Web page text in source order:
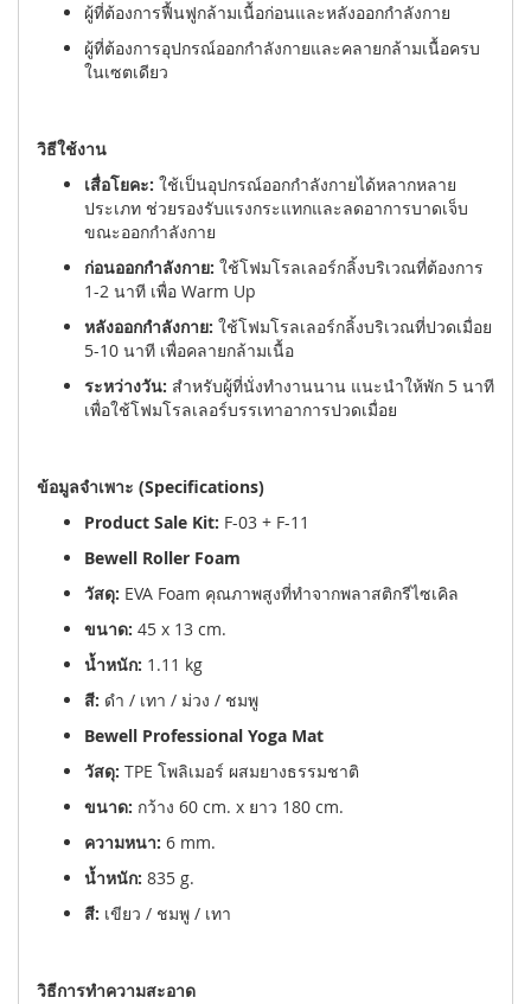
ผู้ที่ต้องการฟื้นฟูกล้ามเนื้อก่อนและหลังออกกำลังกาย
ผู้ที่ต้องการอุปกรณ์ออกกำลังกายและคลายกล้ามเนื้อครบ
ในเซตเดียว
วิธีใช้งาน
เสื่อโยคะ: ใช้เป็นอุปกรณ์ออกกำลังกายได้หลากหลาย
ประเภท ช่วยรองรับแรงกระแทกและลดอาการบาดเจ็บ
ขณะออกกำลังกาย
ก่อนออกกำลังกาย: ใช้โฟมโรลเลอร์กลิ้งบริเวณที่ต้องการ
1-2 นาที เพื่อ Warm Up
หลังออกกำลังกาย: ใช้โฟมโรลเลอร์กลิ้งบริเวณที่ปวดเมื่อย
5-10 นาที เพื่อคลายกล้ามเนื้อ
ระหว่างวัน: สำหรับผู้ที่นั่งทำงานนาน แนะนำให้พัก 5 นาที
เพื่อใช้โฟมโรลเลอร์บรรเทาอาการปวดเมื่อย
ข้อมูลจำเพาะ (Specifications)
Product Sale Kit: F-03 + F-11
Bewell Roller Foam
วัสดุ: EVA Foam คุณภาพสูงที่ทำจากพลาสติกรีไซเคิล
ขนาด: 45 x 13 cm.
น้ำหนัก: 1.11 kg
สี: ดำ / เทา / ม่วง / ชมพู
Bewell Professional Yoga Mat
วัสดุ: TPE โพลิเมอร์ ผสมยางธรรมชาติ
ขนาด: กว้าง 60 cm. x ยาว 180 cm.
ความหนา: 6 mm.
น้ำหนัก: 835 g.
สี: เขียว / ชมพู / เทา
วิธีการทำความสะอาด